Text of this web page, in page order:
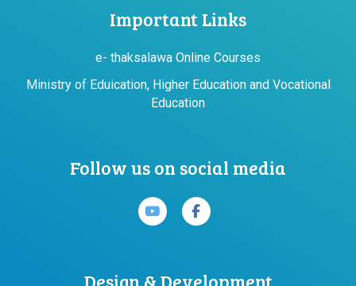
Important Links
e- thaksalawa Online Courses
Ministry of Eduication, Higher Education and Vocational
Education
Follow us on social media
Design & Development